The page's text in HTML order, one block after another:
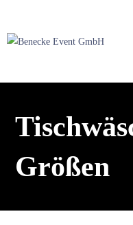
Größen